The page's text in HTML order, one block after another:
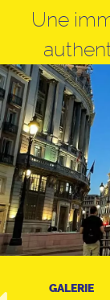
Une
GALERIE